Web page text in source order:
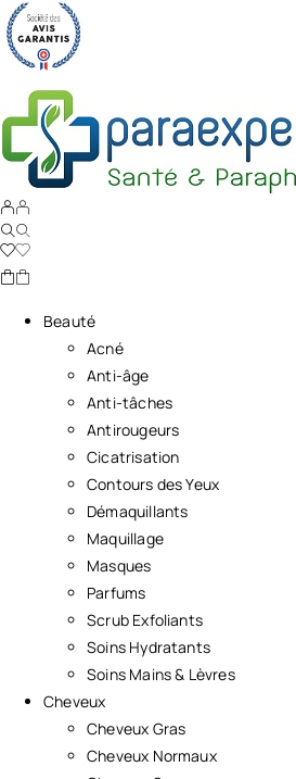
Beauté
Acné
Anti-âge
Anti-tâches
Antirougeurs
Cicatrisation
Contours des Yeux
Démaquillants
Maquillage
Masques
Parfums
Scrub Exfoliants
Soins Hydratants
Soins Mains & Lèvres
Cheveux
Cheveux Gras
Cheveux Normaux